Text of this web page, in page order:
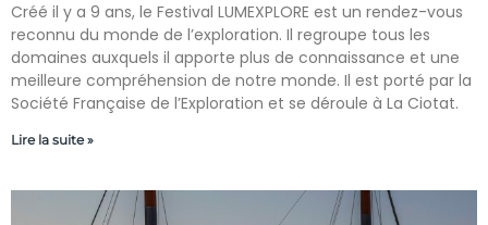
Créé il y a 9 ans, le Festival LUMEXPLORE est un rendez-vous
reconnu du monde de l’exploration. Il regroupe tous les
domaines auxquels il apporte plus de connaissance et une
meilleure compréhension de notre monde. Il est porté par la
Société Française de l’Exploration et se déroule à La Ciotat.
Lire la suite »